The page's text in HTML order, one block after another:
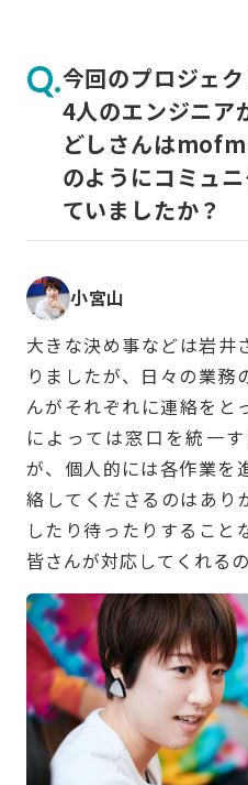
今回のプロジェ
4人のエンジニア
どしさんは
のようにコミュ
ていましたか？
小宮山
大きな決め事などは岩井
りましたが、日々の業務
んがそれぞれに連絡をと
によっては窓口を統一
が、個人的には各作業を
絡してくださるのはあり
したり待ったりすること
皆さんが対応してくれるの